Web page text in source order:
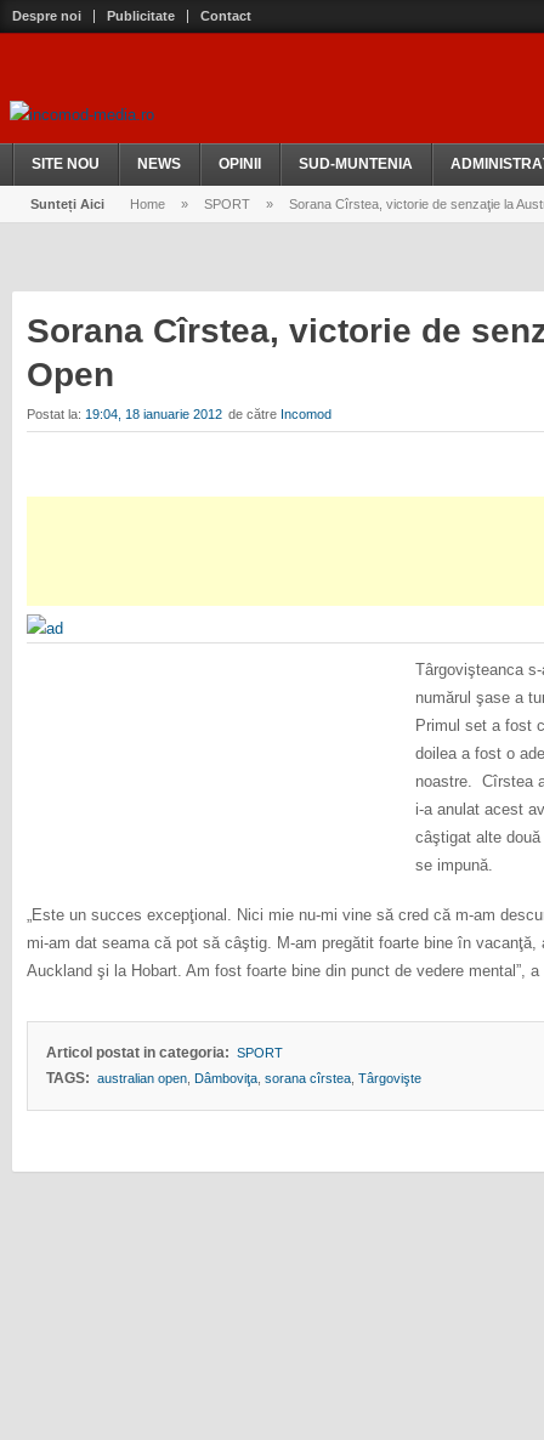
Despre noi Publicitate Contact
SITE NOU NEWS OPINII SUD-MUNTENIA
Sunteți Aici Home » SPORT » Sorana Cîrstea, victorie de senzaţie la
Sorana Cîrstea, victorie de
Open
Postat la: 19:04, 18 ianuarie 2012 de către Incomod
Târgovişteanca
numărul şase a
Primul set a fost
doilea a fost o
noastre. Cîrstea
i-a anulat acest
câştigat alte
se impună.
„Este un succes excepţional. Nici mie nu-mi vine să cred că m-am
mi-am dat seama că pot să câştig. M-am pregătit foarte bine în
Auckland şi la Hobart. Am fost foarte bine din punct de vedere mental”,
Articol postat in categoria: SPORT
TAGS: australian open, Dâmboviţa, sorana cîrstea, Târgovişte